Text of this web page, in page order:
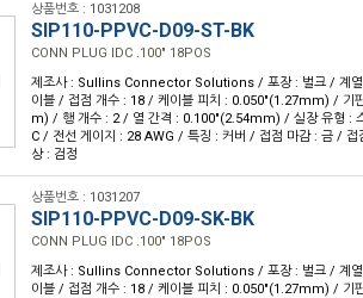
상품번호 : 1031208
SIP110-PPVC-D09-ST-BK
CONN PLUG IDC .100" 18POS
제조사 : Sullins Connector Solutions / 포장 : 벌크 / 계열
이블 / 접점 개수 : 18 / 케이블 피치 : 0.050"(1.27mm) / 기
m) / 행 개수 : 2 / 열 간격 : 0.100"(2.54mm) / 실장 유형 :
C / 전선 게이지 : 28 AWG / 특징 : 커버 / 접점 마감 : 금 / 접
상 : 검정
상품번호 : 1031207
SIP110-PPVC-D09-SK-BK
CONN PLUG IDC .100" 18POS
제조사 : Sullins Connector Solutions / 포장 : 벌크 / 계열
이블 / 접점 개수 : 18 / 케이블 피치 : 0.050"(1.27mm) / 기